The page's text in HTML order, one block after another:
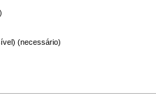
(necessário)